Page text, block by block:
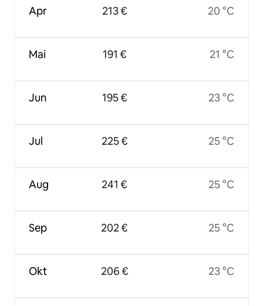
Apr
Mai
Jun
Jul
Aug
Sep
Okt
213 €
191 €
195 €
225 €
241 €
202 €
206 €
20 °C
21 °C
23 °C
25 °C
25 °C
25 °C
23 °C